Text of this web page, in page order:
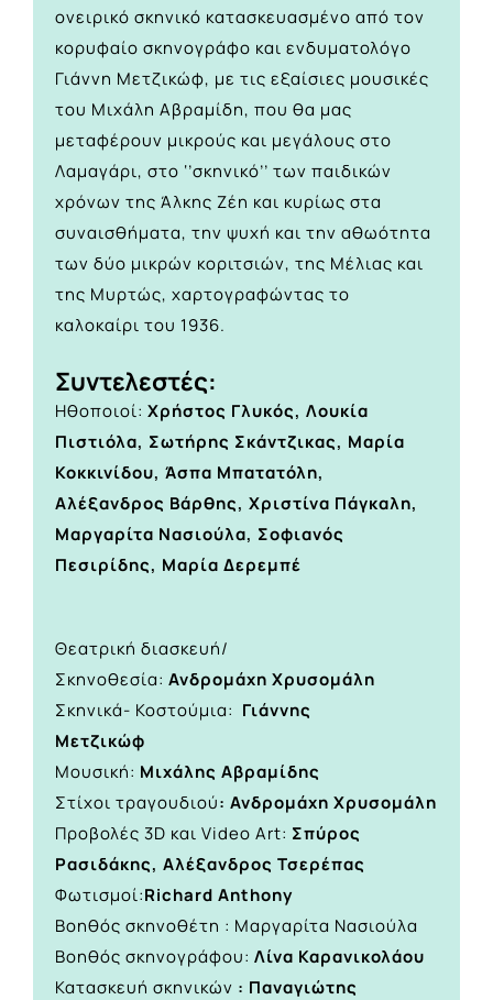
ονειρικό σκηνικό κατασκευασμένο από τον
κορυφαίο σκηνογράφο και ενδυματολόγο
Γιάννη Μετζικώφ, με τις εξαίσιες μουσικές
του Μιχάλη Αβραμίδη, που θα μας
μεταφέρουν μικρούς και μεγάλους στο
Λαμαγάρι, στο ‘’σκηνικό’’ των παιδικών
χρόνων της Άλκης Ζέη και κυρίως στα
συναισθήματα, την ψυχή και την αθωότητα
των δύο μικρών κοριτσιών, της Μέλιας και
της Μυρτώς, χαρτογραφώντας το
καλοκαίρι του 1936.
Συντελεστές:
Ηθοποιοί: Χρήστος Γλυκός, Λουκία
Πιστιόλα, Σωτήρης Σκάντζικας, Μαρία
Κοκκινίδου, Άσπα Μπατατόλη,
Αλέξανδρος Βάρθης, Χριστίνα Πάγκαλη,
Μαργαρίτα Νασιούλα, Σοφιανός
Πεσιρίδης, Μαρία Δερεμπέ
Θεατρική διασκευή/
Σκηνοθεσία: Ανδρομάχη Χρυσομάλη
Σκηνικά- Κοστούμια: Γιάννης
Μετζικώφ
Μουσική: Μιχάλης Αβραμίδης
Στίχοι τραγουδιού: Ανδρομάχη Χρυσομάλη
Προβολές 3D και Video Art: Σπύρος
Ρασιδάκης, Αλέξανδρος Τσερέπας
Φωτισμοί:Richard Anthony
Βοηθός σκηνοθέτη : Μαργαρίτα Νασιούλα
Βοηθός σκηνογράφου: Λίνα Καρανικολάου
Κατασκευή σκηνικών : Παναγιώτης